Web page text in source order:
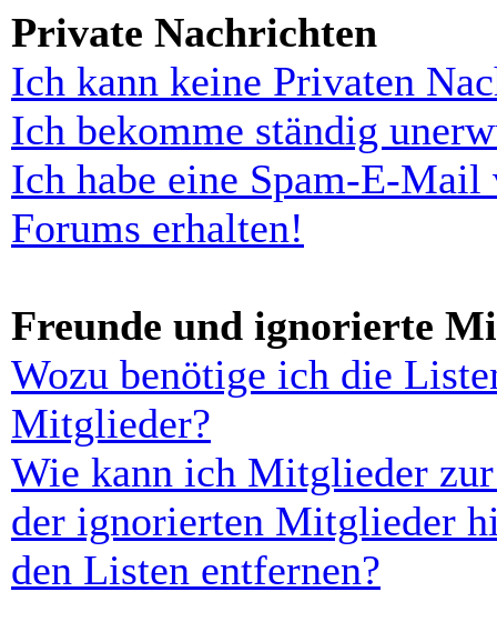
Private Nachrichten
Ich kann keine Privaten
Ich bekomme ständig
Ich habe eine Spam-E-
Forums erhalten!
Freunde und ignorierte
Wozu benötige ich die
Mitglieder?
Wie kann ich Mitglieder
der ignorierten Mitglieder
den Listen entfernen?